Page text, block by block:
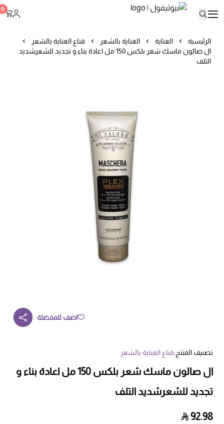
0
الرئيسية العناية العناية بالشعر
قناع العناية بالشعر
ال صالون ماسك شعر بلكس 150 مل اعادة بناء و تجديد للشعرشديد
التلف
اضف للمفضلة
تصنيف المنتج:قناع العناية بالشعر
ال صالون ماسك شعر بلكس 150 مل اعادة بناء و
تجديد للشعرشديد التلف
92.98